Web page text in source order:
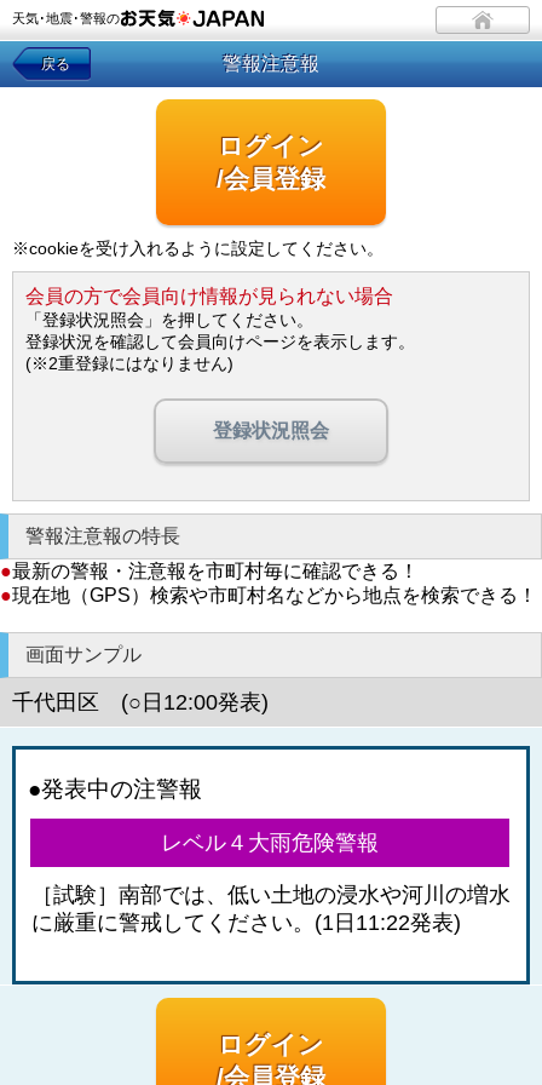
天気･地震･警報の
戻る 警報注意報
ログイン
/会員登録
※cookieを受け入れるように設定してください。
会員の方で会員向け情報が見られない場合
「登録状況照会」を押してください。
登録状況を確認して会員向けページを表示します。
(※2重登録にはなりません)
登録状況照会
警報注意報の特長
●最新の警報・注意報を市町村毎に確認できる！
●現在地（GPS）検索や市町村名などから地点を検索できる！
画面サンプル
千代田区 (○日12:00発表)
●発表中の注警報
レベル４大雨危険警報
［試験］南部では、低い土地の浸水や河川の増水
に厳重に警戒してください。(1日11:22発表)
ログイン
/会員登録